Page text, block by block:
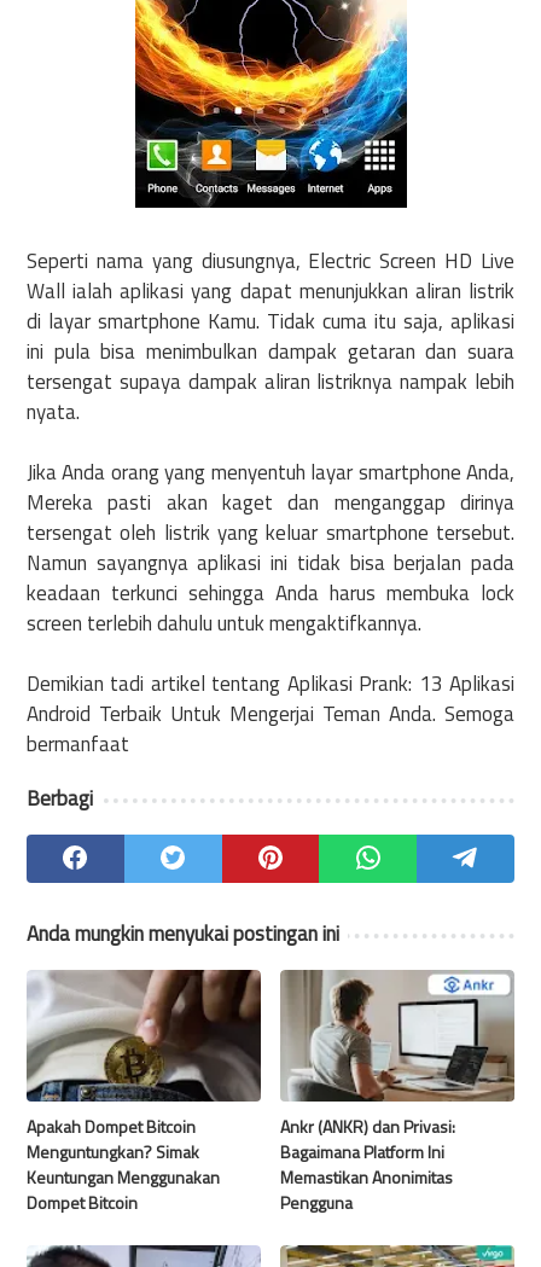
Seperti nama yang diusungnya, Electric Screen HD Live
Wall ialah aplikasi yang dapat menunjukkan aliran listrik
di layar smartphone Kamu. Tidak cuma itu saja, aplikasi
ini pula bisa menimbulkan dampak getaran dan suara
tersengat supaya dampak aliran listriknya nampak lebih
nyata.
Jika Anda orang yang menyentuh layar smartphone Anda,
Mereka pasti akan kaget dan menganggap dirinya
tersengat oleh listrik yang keluar smartphone tersebut.
Namun sayangnya aplikasi ini tidak bisa berjalan pada
keadaan terkunci sehingga Anda harus membuka lock
screen terlebih dahulu untuk mengaktifkannya.
Demikian tadi artikel tentang Aplikasi Prank: 13 Aplikasi
Android Terbaik Untuk Mengerjai Teman Anda. Semoga
bermanfaat
Berbagi
Anda mungkin menyukai postingan ini
Apakah Dompet Bitcoin
Menguntungkan? Simak
Keuntungan Menggunakan
Dompet Bitcoin
Ankr (ANKR) dan Privasi:
Bagaimana Platform Ini
Memastikan Anonimitas
Pengguna